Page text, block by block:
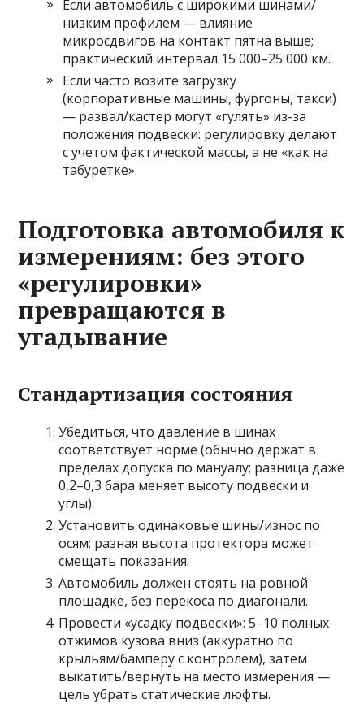
Если автомобиль с широкими шинами/
низким профилем — влияние
микросдвигов на контакт пятна выше;
практический интервал 15 000–25 000 км.
Если часто возите загрузку
(корпоративные машины, фургоны, такси)
— развал/кастер могут «гулять» из-за
положения подвески: регулировку делают
с учетом фактической массы, а не «как на
табуретке».
Подготовка автомобиля к
измерениям: без этого
«регулировки»
превращаются в
угадывание
Стандартизация состояния
Убедиться, что давление в шинах
соответствует норме (обычно держат в
пределах допуска по мануалу; разница даже
0,2–0,3 бара меняет высоту подвески и
углы).
Установить одинаковые шины/износ по
осям; разная высота протектора может
смещать показания.
Автомобиль должен стоять на ровной
площадке, без перекоса по диагонали.
Провести «усадку подвески»: 5–10 полных
отжимов кузова вниз (аккуратно по
крыльям/бамперу с контролем), затем
выкатить/вернуть на место измерения —
цель убрать статические люфты.